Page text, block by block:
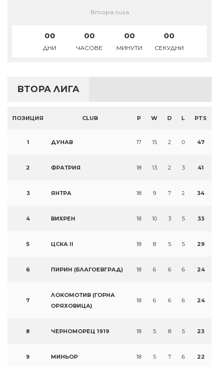
Втора лига
00
ДНИ
00
ЧАСОВЕ
00
МИНУТИ
00
СЕКУДНИ
ВТОРА ЛИГА
ПОЗИЦИЯ CLUB P W D L PTS
1 ДУНАВ 17 15 2 0 47
2 ФРАТРИЯ 18 13 2 3 41
3 ЯНТРА 18 9 7 2 34
4 ВИХРЕН 18 10 3 5 33
5 ЦСКА II 18 8 5 5 29
6 ПИРИН (БЛАГОЕВГРАД) 18 6 6 6 24
7
ЛОКОМОТИВ (ГОРНА
ОРЯХОВИЦА)
18 6 6 6 24
8 ЧЕРНОМОРЕЦ 1919 18 5 8 5 23
9 МИНЬОР 18 5 7 6 22